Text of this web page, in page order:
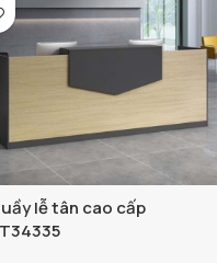
lễ tân cao cấp